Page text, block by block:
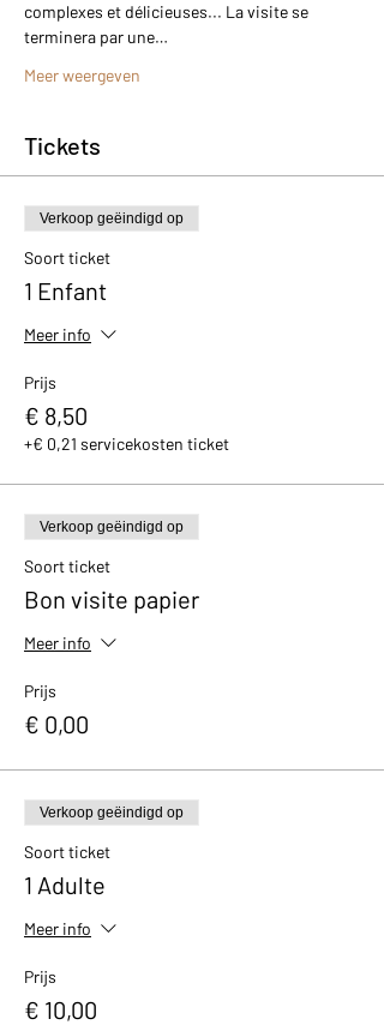
complexes et délicieuses... La visite se
terminera par une…
Meer weergeven
Tickets
Verkoop geëindigd op
Soort ticket
1 Enfant
Meer info
Prijs
€ 8,50
+€ 0,21 servicekosten ticket
Verkoop geëindigd op
Soort ticket
Bon visite papier
Meer info
Prijs
€ 0,00
Verkoop geëindigd op
Soort ticket
1 Adulte
Meer info
Prijs
€ 10,00